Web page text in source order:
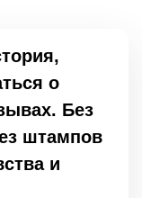
о
Без
штампов
и